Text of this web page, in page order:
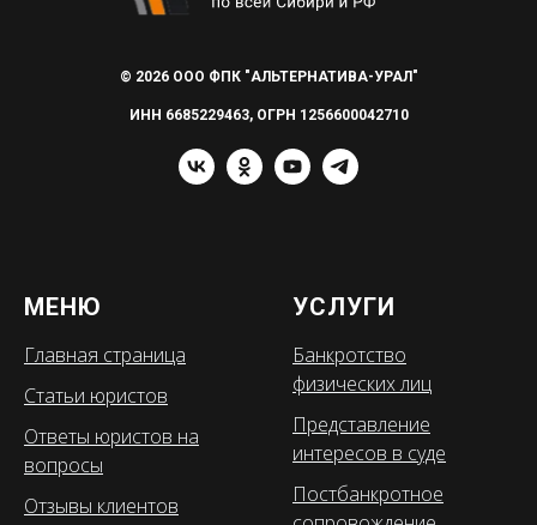
© 2026 ООО ФПК "АЛЬТЕРНАТИВА-УРАЛ"
ИНН 6685229463, ОГРН 1256600042710
МЕНЮ
Главная страница
Статьи юристов
Ответы юристов на
вопросы
Отзывы клиентов
УСЛУГИ
Банкротство
физических лиц
Представление
интересов в суде
Постбанкротное